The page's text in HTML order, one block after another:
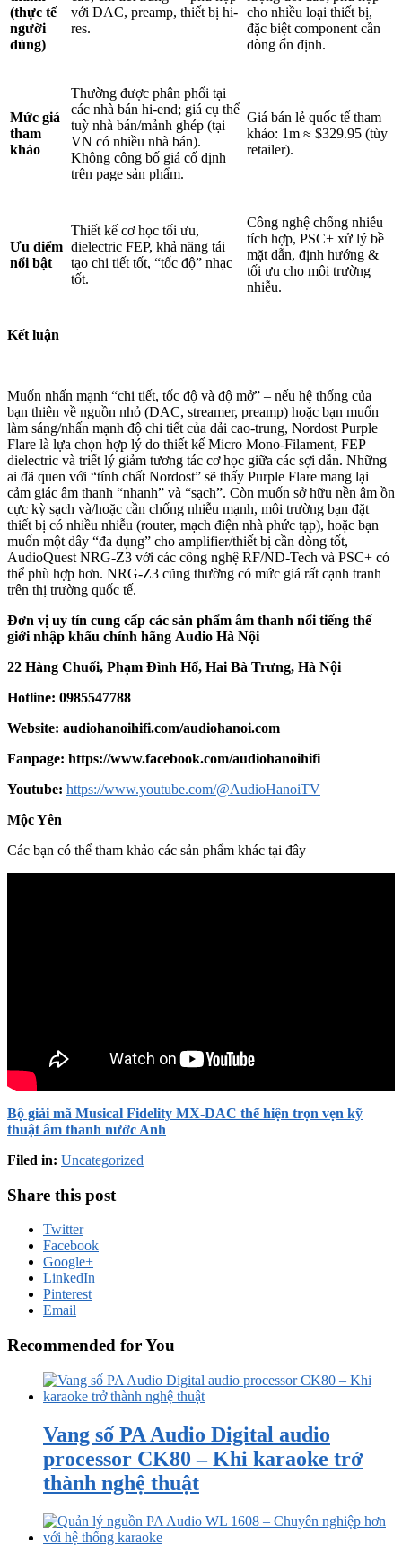
(thực tế
người
dùng)
với DAC, preamp, thiết bị hi-
res.
cho nhiều loại thiết bị,
đặc biệt component cần
dòng ổn định.
Mức giá
tham
khảo
Thường được phân phối tại
các nhà bán hi-end; giá cụ thể
tuỳ nhà bán/mảnh ghép (tại
VN có nhiều nhà bán).
Không công bố giá cố định
trên page sản phẩm.
Giá bán lẻ quốc tế tham
khảo: 1m ≈ $329.95 (tùy
retailer).
Ưu điểm
nổi bật
Thiết kế cơ học tối ưu,
dielectric FEP, khả năng tái
tạo chi tiết tốt, “tốc độ” nhạc
tốt.
Công nghệ chống nhiễu
tích hợp, PSC+ xử lý bề
mặt dẫn, định hướng &
tối ưu cho môi trường
nhiễu.
Kết luận
Muốn nhấn mạnh “chi tiết, tốc độ và độ mở” – nếu hệ thống của
bạn thiên về nguồn nhỏ (DAC, streamer, preamp) hoặc bạn muốn
làm sáng/nhấn mạnh độ chi tiết của dải cao-trung, Nordost Purple
Flare là lựa chọn hợp lý do thiết kế Micro Mono-Filament, FEP
dielectric và triết lý giảm tương tác cơ học giữa các sợi dẫn. Những
ai đã quen với “tính chất Nordost” sẽ thấy Purple Flare mang lại
cảm giác âm thanh “nhanh” và “sạch”. Còn muốn sở hữu nền âm ồn
cực kỳ sạch và/hoặc cần chống nhiễu mạnh, môi trường bạn đặt
thiết bị có nhiều nhiễu (router, mạch điện nhà phức tạp), hoặc bạn
muốn một dây “đa dụng” cho amplifier/thiết bị cần dòng tốt,
AudioQuest NRG-Z3 với các công nghệ RF/ND-Tech và PSC+ có
thể phù hợp hơn. NRG-Z3 cũng thường có mức giá rất cạnh tranh
trên thị trường quốc tế.
Đơn vị uy tín cung cấp các sản phẩm âm thanh nổi tiếng thế
giới nhập khẩu chính hãng Audio Hà Nội
22 Hàng Chuối, Phạm Đình Hổ, Hai Bà Trưng, Hà Nội
Hotline: 0985547788
Website: audiohanoihifi.com/audiohanoi.com
Fanpage: https://www.facebook.com/audiohanoihifi
Youtube: https://www.youtube.com/@AudioHanoiTV
Mộc Yên
Các bạn có thể tham khảo các sản phẩm khác tại đây
Bộ giải mã Musical Fidelity MX-DAC thể hiện trọn vẹn kỹ
thuật âm thanh nước Anh
Filed in: Uncategorized
Share this post
Twitter
Facebook
Google+
LinkedIn
Pinterest
Email
Recommended for You
Vang số PA Audio Digital audio
processor CK80 – Khi karaoke trở
thành nghệ thuật